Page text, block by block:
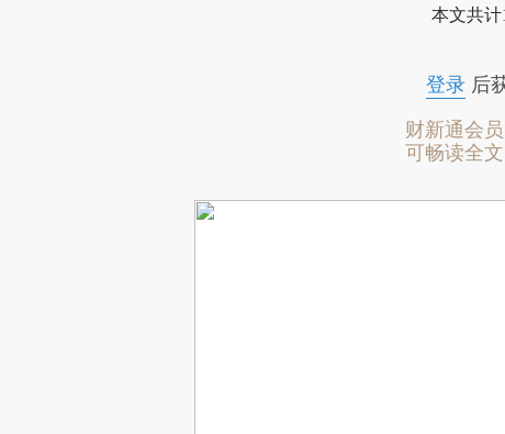
本文共计
登录后
财新通会员
可畅读全文